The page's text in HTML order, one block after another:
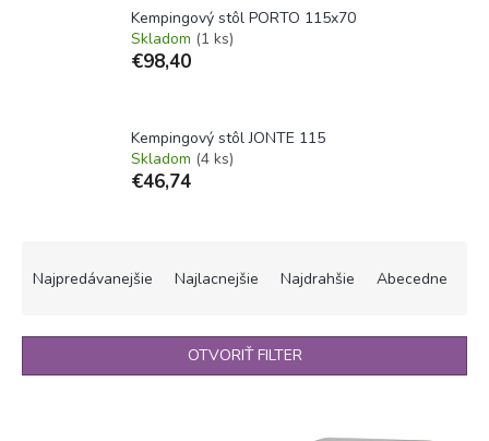
Kempingový stôl PORTO 115x70
Skladom (1 ks)
€98,40
Kempingový stôl JONTE 115
Skladom (4 ks)
€46,74
i
Najpredávanejšie Najlacnejšie Najdrahšie Abecedne
OTVORIŤ FILTER